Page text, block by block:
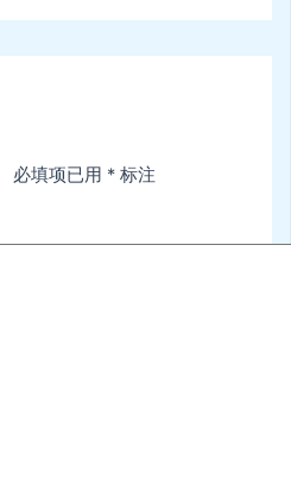
必填项已用 * 标注